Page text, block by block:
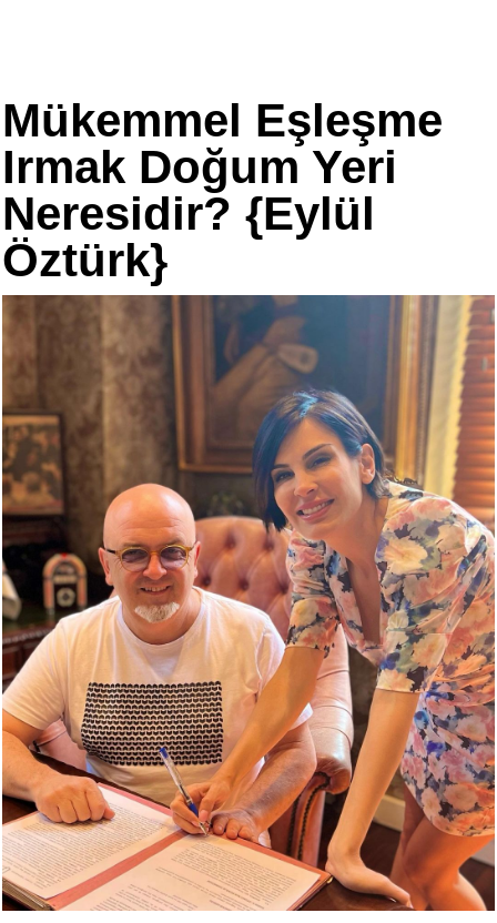
Mükemmel Eşleşme
Irmak Doğum Yeri
Neresidir? {Eylül
Öztürk}